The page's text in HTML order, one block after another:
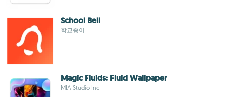
School Bell
학교종이
Magic Fluids: Fluid Wallpaper
MIA Studio Inc